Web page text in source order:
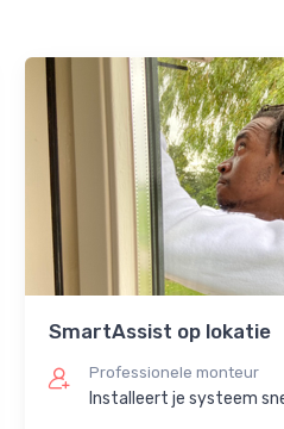
SmartAssist op lokatie
Professionele monteur
Installeert je systeem